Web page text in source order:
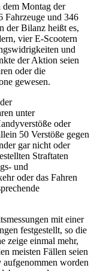
Montag der
Fahrzeuge und 346
der Bilanz heißt es,
vier E-Scootern
und
der Aktion seien
oder die
gewesen.
unter
oder
50 Verstöße gegen
gar nicht oder
Straftaten
und
oder das Fahren
mit einer
festgestellt, so die
zeige einmal mehr,
meisten Fällen seien
aufgenommen worden